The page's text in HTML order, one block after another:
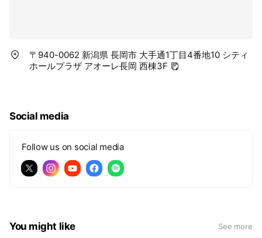
〒940-0062 新潟県 長岡市 大手通1丁目4番地10 シティ
ホールプラザ アオーレ長岡 西棟3F
Social media
Follow us on social media
You might like See more